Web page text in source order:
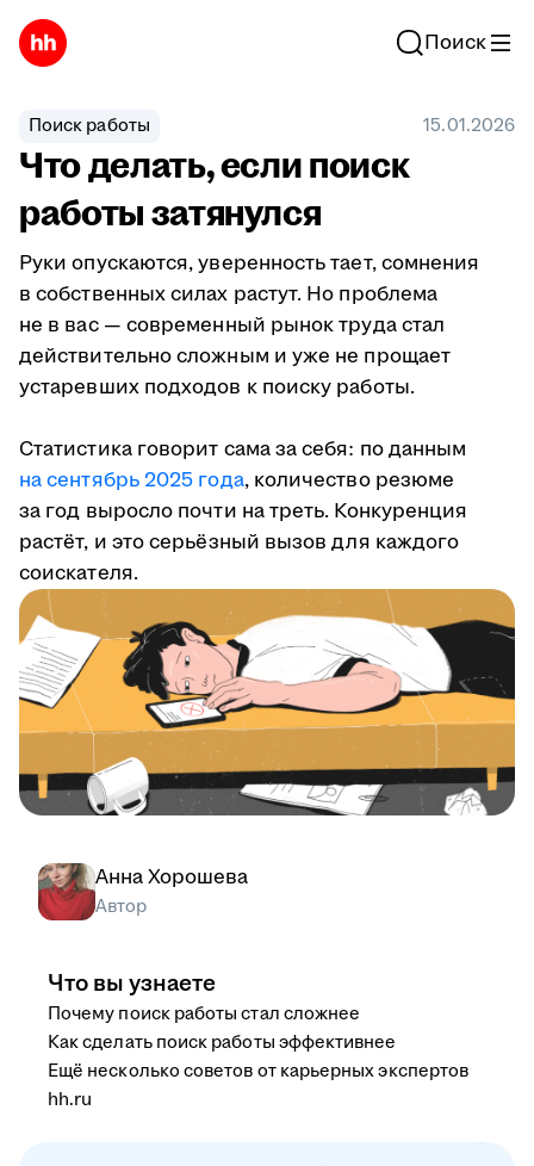
Поиск
Поиск работы 15.01.2026
Что делать, если поиск
работы затянулся
Руки опускаются, уверенность тает, сомнения
в собственных силах растут. Но проблема
не в вас — современный рынок труда стал
действительно сложным и уже не прощает
устаревших подходов к поиску работы.
Статистика говорит сама за себя: по данным
на сентябрь 2025 года, количество резюме
за год выросло почти на треть. Конкуренция
растёт, и это серьёзный вызов для каждого
соискателя.
Анна Хорошева
Автор
Что вы узнаете
Почему поиск работы стал сложнее
Как сделать поиск работы эффективнее
Ещё несколько советов от карьерных экспертов
hh.ru